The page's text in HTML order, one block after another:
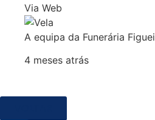
Via Web
A equipa da Funerária
4 meses atrás